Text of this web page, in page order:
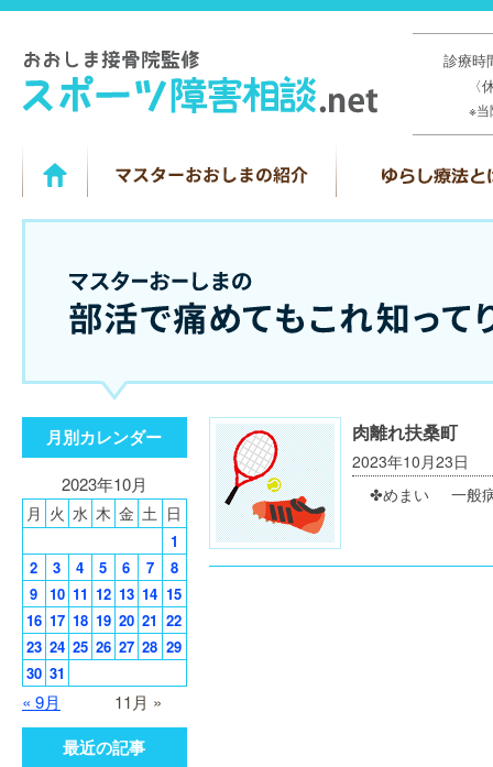
診療
※
肉離れ扶桑町
2023年10月23日
✤めまい 一般
月別カレンダー
2023年10月
月 火 水 木 金 土 日
« 9月 11月 »
1
2
3 4 5 6 7
8
9 10 11 12 13 14 15
16 17 18 19 20 21 22
23 24 25 26 27 28 29
30 31
最近の記事